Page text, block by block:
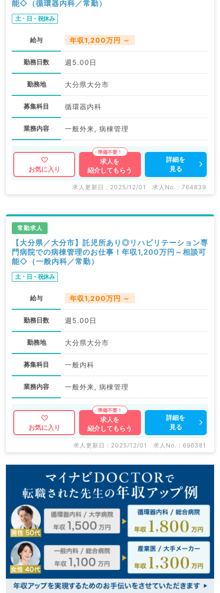
能◇（循環器内科／常勤）
土・日・祝休み
給与 年収1,200万円 ～
勤務日数 週5.00日
勤務地 大分県大分市
募集科目 循環器内科
業務内容 一般外来, 病棟管理
お気に入り
求人を
紹介してもらう
詳細を
見る
求人更新日 : 2025/12/01 求人No. : 764839
常勤求人
【大分県／大分市】託児所あり◎リハビリテーション専
門病院での病棟管理のお仕事！年収1,200万円～相談可
能◇（一般内科／常勤）
土・日・祝休み
給与 年収1,200万円 ～
勤務日数 週5.00日
勤務地 大分県大分市
募集科目 一般内科
業務内容 一般外来, 病棟管理
お気に入り
求人を
紹介してもらう
詳細を
見る
求人更新日 : 2025/12/01 求人No. : 696381